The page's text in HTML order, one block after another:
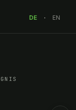
DE · EN